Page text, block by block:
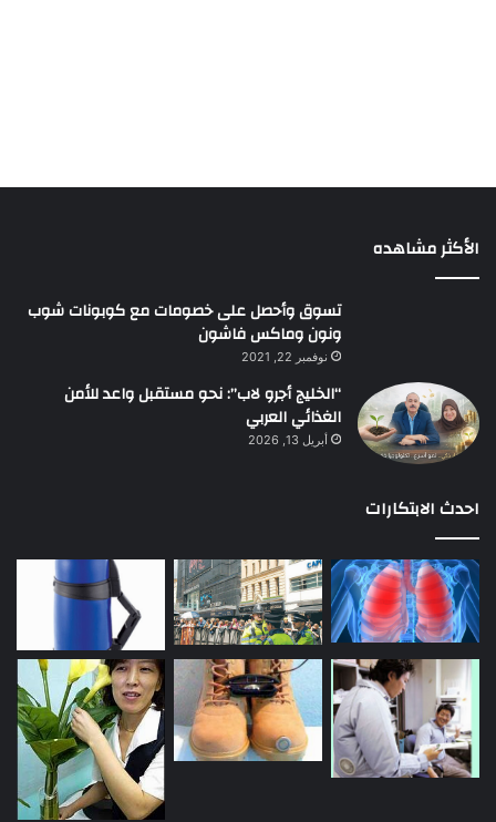
الأكثر مشاهده
تسوق وأحصل على خصومات مع كوبونات شوب
ونون وماكس فاشون
نوفمبر 22, 2021
“الخليج أجرو لاب”: نحو مستقبل واعد للأمن
الغذائي العربي
أبريل 13, 2026
احدث الابتكارات